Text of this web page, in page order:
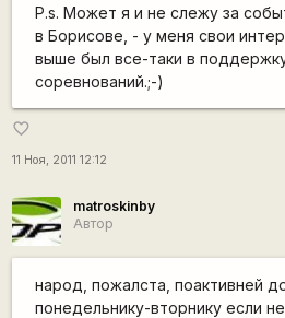
Р.s. Может я и не слежу за
в Борисове, - у меня свои
выше был все-таки в
соревнований.;-)
favorite_border
11 Ноя, 2011 12:12
matroskinby
Автор
народ, пожалста, поактивней
понедельнику-вторнику если